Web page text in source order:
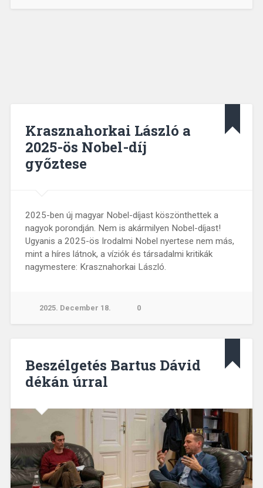
Krasznahorkai László a
2025-ös Nobel-díj
győztese
2025-ben új magyar Nobel-díjast köszönthettek a
nagyok porondján. Nem is akármilyen Nobel-díjast!
Ugyanis a 2025-ös Irodalmi Nobel nyertese nem más,
mint a híres látnok, a víziók és társadalmi kritikák
nagymestere: Krasznahorkai László.
2025. December 18. 0
Beszélgetés Bartus Dávid
dékán úrral